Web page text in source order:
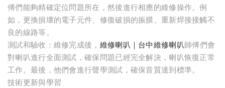
傅們能夠精確定位問題所在，然後進行相應的維修操作。例
如，更換損壞的電子元件、修復破損的振膜、重新焊接接觸不
良的線路等。
測試和驗收：維修完成後， 維修喇叭｜台中維修喇叭師傅們會
對喇叭進行全面測試，確保問題已經完全解決，喇叭恢復正常
工作。最後，他們會進行聲學測試，確保音質達到標準。
技術更新與學習